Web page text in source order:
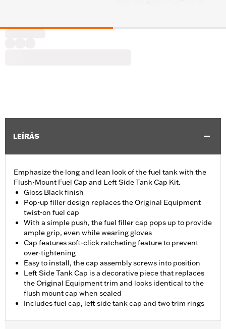
LEÍRÁS
Emphasize the long and lean look of the fuel tank with the
Flush-Mount Fuel Cap and Left Side Tank Cap Kit.
Gloss Black finish
Pop-up filler design replaces the Original Equipment
twist-on fuel cap
With a simple push, the fuel filler cap pops up to provide
ample grip, even while wearing gloves
Cap features soft-click ratcheting feature to prevent
over-tightening
Easy to install, the cap assembly screws into position
Left Side Tank Cap is a decorative piece that replaces
the Original Equipment trim and looks identical to the
flush mount cap when sealed
Includes fuel cap, left side tank cap and two trim rings